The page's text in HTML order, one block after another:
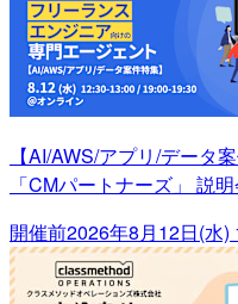
【AI/AWS/アプリ/データ
「CMパートナーズ」 説
開催前2026年8月12日(水)